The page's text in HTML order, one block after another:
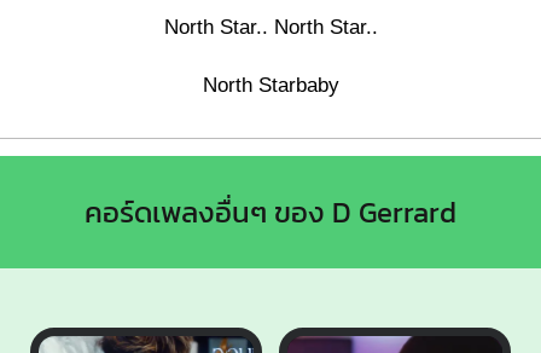
North Star.. North Star..
North Starbaby
คอร์ดเพลงอื่นๆ ของ D Gerrard